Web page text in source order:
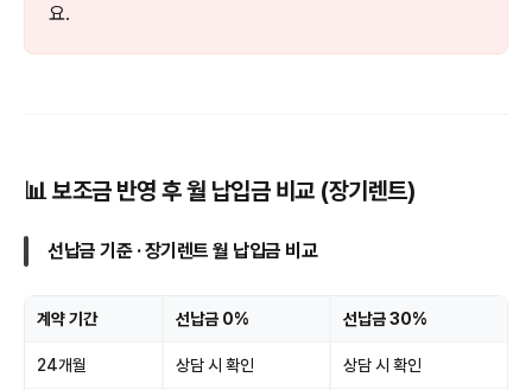
요.
📊 보조금 반영 후 월 납입금 비교 (장기렌트)
선납금 기준 · 장기렌트 월 납입금 비교
계약 기간 선납금 0% 선납금 30%
24개월 상담 시 확인 상담 시 확인